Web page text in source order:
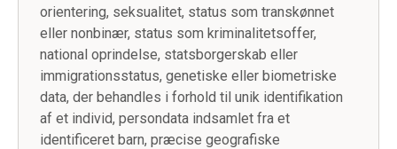
orientering, seksualitet, status som transkønnet
eller nonbinær, status som kriminalitetsoffer,
national oprindelse, statsborgerskab eller
immigrationsstatus, genetiske eller biometriske
data, der behandles i forhold til unik identifikation
af et individ, persondata indsamlet fra et
identificeret barn, præcise geografiske